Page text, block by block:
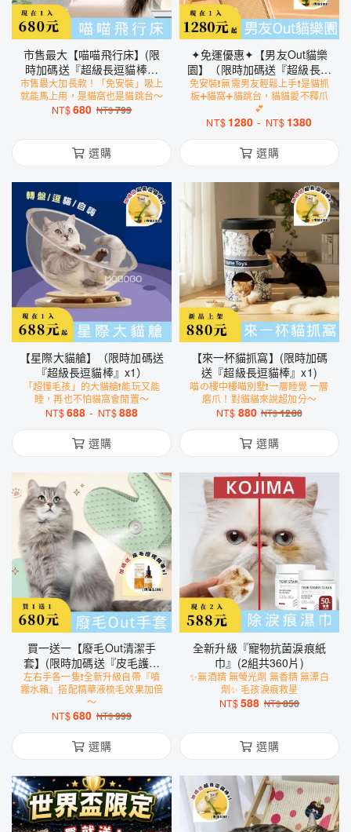
市售最大【喵喵飛行床】(限
時加碼送『超級長逗貓棒』
x1)
市售最大加長款！「免安裝」吸上
就能馬上用，是貓窩也是貓跳台～
NT$680 NT$799
選購
✦免運優惠✦【男友Out貓樂
園】（限時加碼送『超級長逗
貓棒』）
免安裝❗️無需男友輕鬆上手❗️是貓抓
板➕貓窩➕貓跳台，貓貓愛不釋爪
💕
NT$ 1280 - NT$ 1380
選購
【星際大貓艙】（限時加碼送
『超級長逗貓棒』x1）
「超懂毛孩」的大貓艙❗️能玩又能
睡，再也不怕貓窩會閒置～
NT$688 - NT$888
選購
【來一杯貓抓窩】(限時加碼
送『超級長逗貓棒』x1)
喵の樓中樓喵別墅❗️一層睡覺 一層
磨爪！對貓貓來說超加分～
NT$ 880 NT$1280
選購
買一送一【廢毛Out清潔手
套】(限時加碼送『皮毛護理
精華』x1）
左右手各一隻❗️全新升級自帶『噴
霧水箱』搭配精華液梳毛效果加倍
～
NT$680 NT$999
選購
全新升級『寵物抗菌淚痕紙
巾』(2組共360片)
✨無酒精 無螢光劑 無香精 無漂白
劑✨ 毛孩淚痕救星
NT$588 NT$850
選購